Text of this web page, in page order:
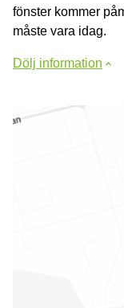
fönster kommer
måste vara idag.
Dölj information